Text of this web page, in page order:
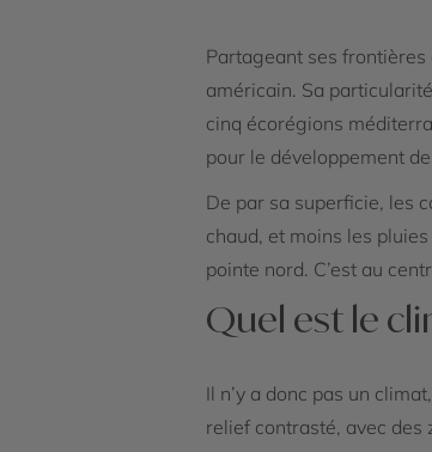
Partageant ses frontières
américain. Sa
cinq écorégions
pour le développement
De par sa superficie, les
chaud, et moins les
pointe nord. C’est au
Quel est le
Il n’y a donc pas un
relief contrasté, avec des